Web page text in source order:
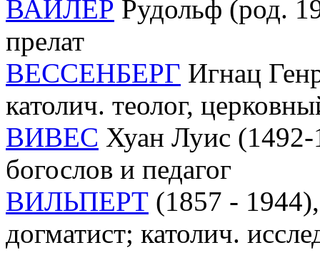
ВАЙЛЕР Рудольф (род.
прелат
ВЕССЕНБЕРГ Игнац
католич. теолог,
ВИВЕС Хуан Луис
богослов и педагог
ВИЛЬПЕРТ (1857 - 1944),
догматист; католич.